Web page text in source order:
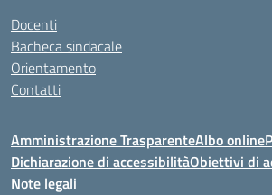
Docenti
Bacheca sindacale
Orientamento
Contatti
Amministrazione TrasparenteAlbo online
Dichiarazione di accessibilitàObiettivi di
Note legali